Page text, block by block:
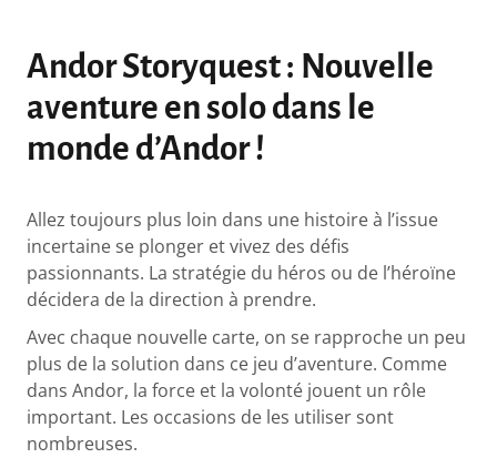
Andor Storyquest : Nouvelle
aventure en solo dans le
monde d’Andor !
Allez toujours plus loin dans une histoire à l’issue
incertaine se plonger et vivez des défis
passionnants. La stratégie du héros ou de l’héroïne
décidera de la direction à prendre.
Avec chaque nouvelle carte, on se rapproche un peu
plus de la solution dans ce jeu d’aventure. Comme
dans Andor, la force et la volonté jouent un rôle
important. Les occasions de les utiliser sont
nombreuses.